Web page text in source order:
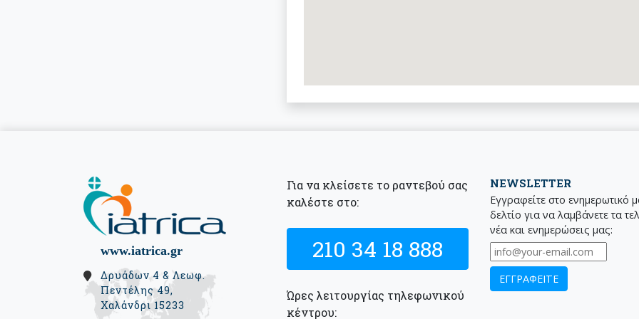
www.iatrica.gr
Δρυάδων 4 & Λεωφ.
Πεντέλης 49,
Χαλάνδρι 15233
Για να κλείσετε το ραντεβού σας
καλέστε στο:
210 34 18 888
Ώρες λειτουργίας τηλεφωνικού
κέντρου:
NEWSLETTER
Εγγραφείτε στο ενημερωτικό
δελτίο για να λαμβάνετε τα
νέα και ενημερώσεις μας: